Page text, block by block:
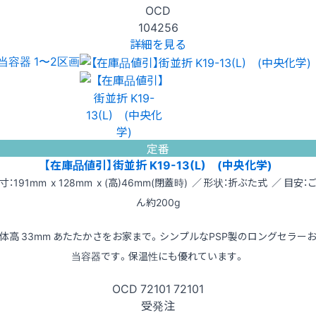
OCD
104256
詳細を見る
容器 1〜2区画
定番
【在庫品値引】街並折 K19-13(L) (中央化学)
：191mm x 128mm x (高)46mm(閉蓋時) ／ 形状：折ぶた式 ／ 目安：
ん約200g
高 33mm あたたかさをお家まで。シンプルなPSP製のロングセラー
当容器です。保温性にも優れています。
OCD 72101 72101
受発注